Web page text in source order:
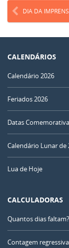
DIA DA
CALENDÁRIOS
Calendário 2026
Feriados 2026
Datas
Calendário Lunar de
Lua de Hoje
CALCULADORAS
Quantos dias faltam?
Contagem regressiva